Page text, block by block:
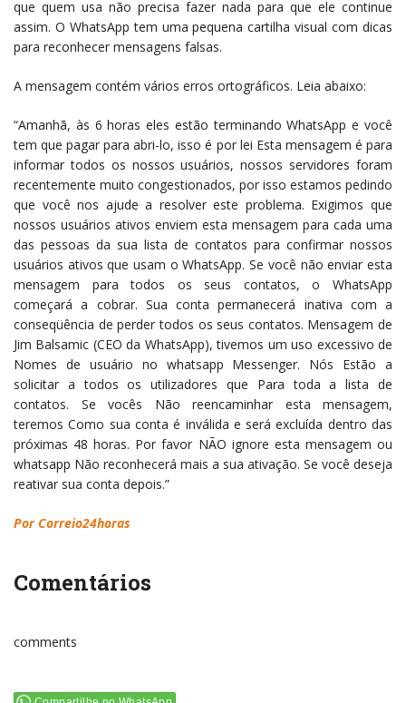
que quem usa não precisa fazer nada para que ele continue
assim. O WhatsApp tem uma pequena cartilha visual com dicas
para reconhecer mensagens falsas.
A mensagem contém vários erros ortográficos. Leia abaixo:
“Amanhã, às 6 horas eles estão terminando WhatsApp e você
tem que pagar para abri-lo, isso é por lei Esta mensagem é para
informar todos os nossos usuários, nossos servidores foram
recentemente muito congestionados, por isso estamos pedindo
que você nos ajude a resolver este problema. Exigimos que
nossos usuários ativos enviem esta mensagem para cada uma
das pessoas da sua lista de contatos para confirmar nossos
usuários ativos que usam o WhatsApp. Se você não enviar esta
mensagem para todos os seus contatos, o WhatsApp
começará a cobrar. Sua conta permanecerá inativa com a
conseqüência de perder todos os seus contatos. Mensagem de
Jim Balsamic (CEO da WhatsApp), tivemos um uso excessivo de
Nomes de usuário no whatsapp Messenger. Nós Estão a
solicitar a todos os utilizadores que Para toda a lista de
contatos. Se vocês Não reencaminhar esta mensagem,
teremos Como sua conta é inválida e será excluída dentro das
próximas 48 horas. Por favor NÃO ignore esta mensagem ou
whatsapp Não reconhecerá mais a sua ativação. Se você deseja
reativar sua conta depois.”
Por Correio24horas
Comentários
comments